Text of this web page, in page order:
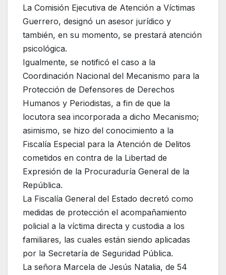
La Comisión Ejecutiva de Atención a Víctimas
Guerrero, designó un asesor jurídico y
también, en su momento, se prestará atención
psicológica.
Igualmente, se notificó el caso a la
Coordinación Nacional del Mecanismo para la
Protección de Defensores de Derechos
Humanos y Periodistas, a fin de que la
locutora sea incorporada a dicho Mecanismo;
asimismo, se hizo del conocimiento a la
Fiscalía Especial para la Atención de Delitos
cometidos en contra de la Libertad de
Expresión de la Procuraduría General de la
República.
La Fiscalía General del Estado decretó como
medidas de protección el acompañamiento
policial a la víctima directa y custodia a los
familiares, las cuales están siendo aplicadas
por la Secretaría de Seguridad Pública.
La señora Marcela de Jesús Natalia, de 54